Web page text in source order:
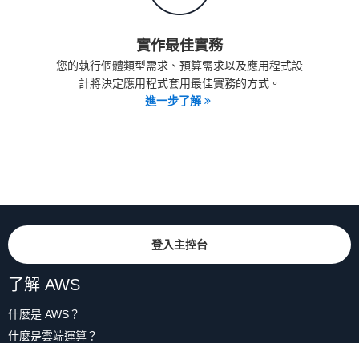
實作最佳實務
您的執行個體類型需求、預算需求以及應用程式設
計將決定應用程式套用最佳實務的方式。
進一步了解
登入主控台
了解 AWS
什麼是 AWS？
什麼是雲端運算？